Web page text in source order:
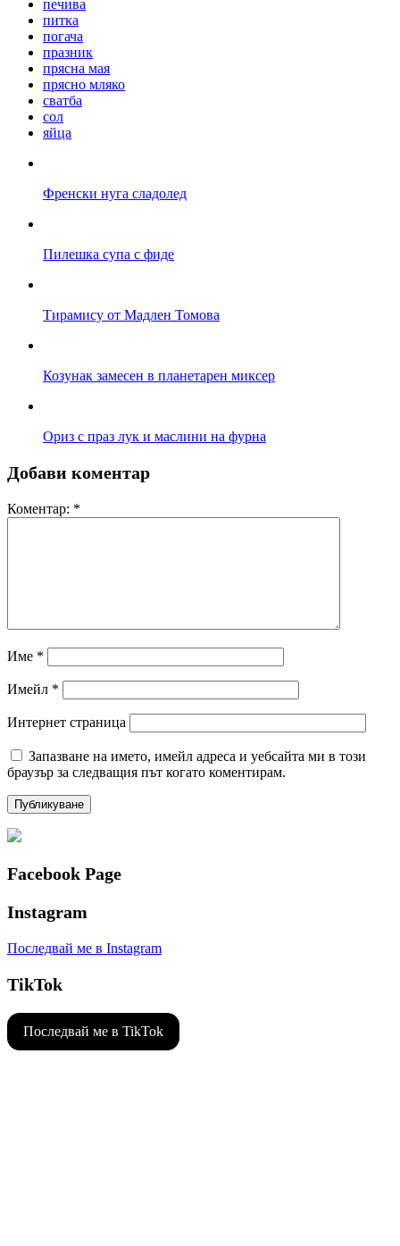
печива
питка
погача
празник
прясна мая
прясно мляко
сватба
сол
яйца
Френски нуга сладолед
Пилешка супа с фиде
Тирамису от Мадлен Томова
Козунак замесен в планетарен миксер
Ориз с праз лук и маслини на фурна
Добави коментар
Коментар: *
Име *
Имейл *
Интернет страница
Запазване на името, имейл адреса и уебсайта ми в този
браузър за следващия път когато коментирам.
Facebook Page
Instagram
Последвай ме в Instagram
TikTok
Последвай ме в TikTok